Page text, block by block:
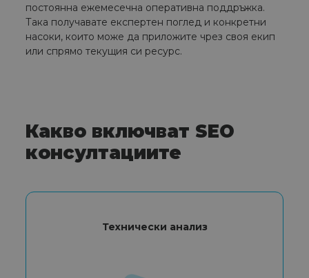
постоянна ежемесечна оперативна поддръжка.
Така получавате експертен поглед и конкретни
насоки, които може да приложите чрез своя екип
или спрямо текущия си ресурс.
Какво включват SEO
консултациите
Технически анализ